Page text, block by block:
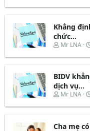
r
a
d
s
a
t
r
Khẳng
chức...
T
r
a
d
s
a
t
Mr LNA
BIDV
dịch vụ...
T
r
a
Mr LNA
Cha mẹ